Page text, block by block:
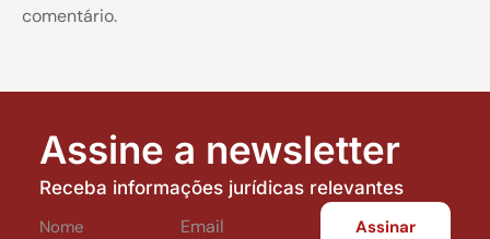
comentário.
Assine a newsletter
Receba informações jurídicas relevantes